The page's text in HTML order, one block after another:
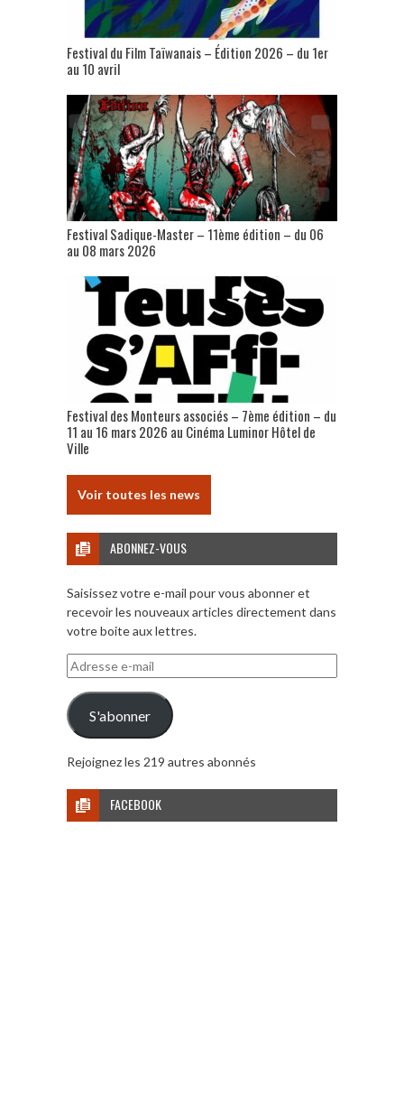
Festival du Film Taïwanais – Édition 2026 – du 1er
au 10 avril
Festival Sadique-Master – 11ème édition – du 06
au 08 mars 2026
Festival des Monteurs associés – 7ème édition – du
11 au 16 mars 2026 au Cinéma Luminor Hôtel de
Ville
Voir toutes les news
ABONNEZ-VOUS
Saisissez votre e-mail pour vous abonner et
recevoir les nouveaux articles directement dans
votre boite aux lettres.
Adresse
e-
mail
S'abonner
Rejoignez les 219 autres abonnés
FACEBOOK